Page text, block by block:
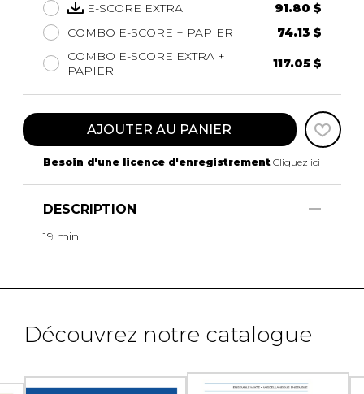
E-SCORE EXTRA
91.80 $
COMBO E-SCORE + PAPIER
74.13 $
COMBO E-SCORE EXTRA +
PAPIER
117.05 $
AJOUTER AU PANIER
Besoin d'une licence d'enregistrement Cliquez ici
DESCRIPTION
19 min.
Découvrez notre catalogue